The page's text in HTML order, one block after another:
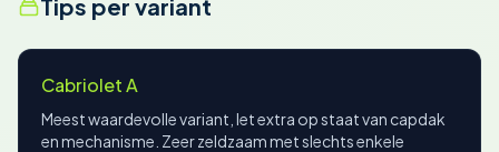
Tips per variant
Cabriolet A
Meest waardevolle variant, let extra op staat van capdak
en mechanisme. Zeer zeldzaam met slechts enkele